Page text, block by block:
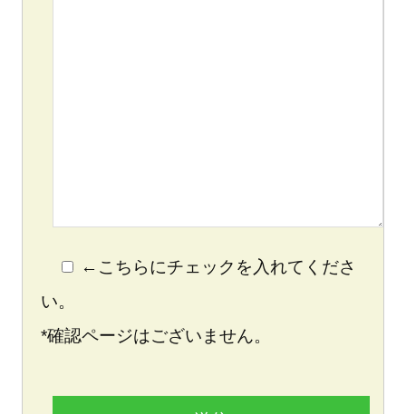
←こちらにチェックを入れてくださ
い。
*確認ページはございません。